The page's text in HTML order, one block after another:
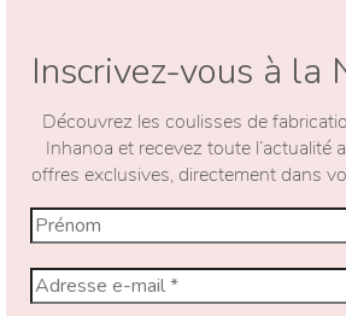
Inscrivez-vous à la
Découvrez les coulisses de
Inhanoa et recevez toute l’actualité
offres exclusives, directement dans